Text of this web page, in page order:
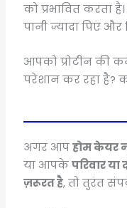
को प्रभावित करता
पानी ज्यादा पिएं
आपको प्रोटीन की
परेशान कर रहा है?
अगर आपहोम केयर
या आपकेपरिवार
ज़रूरत है, तो तुरंत